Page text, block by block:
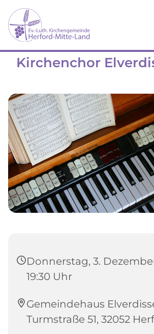
Kirchenchor
Donnerstag, 3.
19:30 Uhr
Gemeindehaus
Turmstraße 51, 32052